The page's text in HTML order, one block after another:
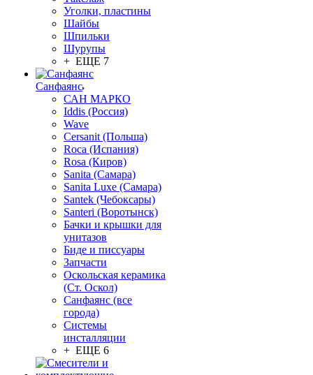
Уголки, пластины
Шайбы
Шпильки
Шурупы
+ ЕЩЕ 7
Санфаянс
САН МАРКО
Iddis (Россия)
Wave
Cersanit (Польша)
Roca (Испания)
Rosa (Киров)
Sanita (Самара)
Sanita Luxe (Самара)
Santek (Чебоксары)
Santeri (Воротынск)
Бачки и крышки для
унитазов
Биде и писсуары
Запчасти
Оскольская керамика
(Ст. Оскол)
Санфаянс (все
города)
Системы
инсталляции
+ ЕЩЕ 6